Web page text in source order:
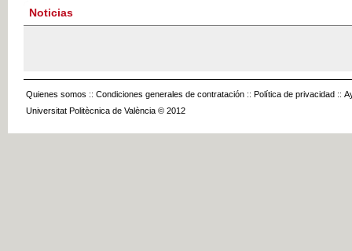
Noticias
Quienes somos :: Condiciones generales de contratación :: Política de privacidad ::
Universitat Politècnica de València © 2012